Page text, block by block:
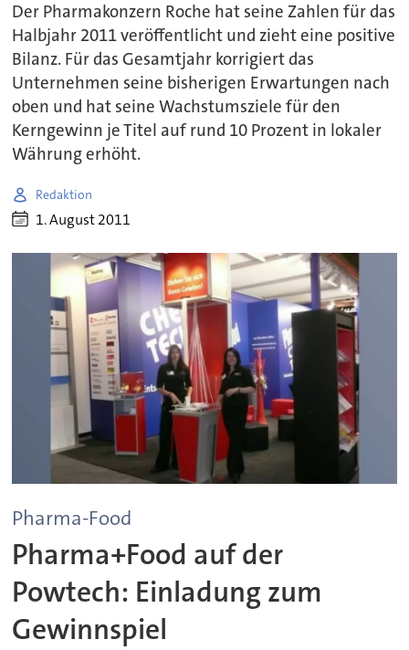
Der Pharmakonzern Roche hat seine Zahlen für das
Halbjahr 2011 veröffentlicht und zieht eine positive
Bilanz. Für das Gesamtjahr korrigiert das
Unternehmen seine bisherigen Erwartungen nach
oben und hat seine Wachstumsziele für den
Kerngewinn je Titel auf rund 10 Prozent in lokaler
Währung erhöht.
Redaktion
1. August 2011
Pharma-Food
Pharma+Food auf der
Powtech: Einladung zum
Gewinnspiel